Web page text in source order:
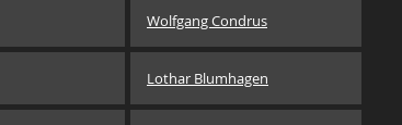
Wolfgang Condrus
Lothar Blumhagen